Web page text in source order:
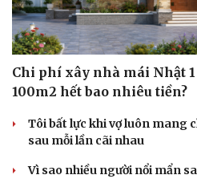
Chi phí xây nhà mái Nhật
100m2 hết bao nhiêu tiền?
Tôi bất lực khi vợ luôn mang
sau mỗi lần cãi nhau
Vì sao nhiều người nổi mẩn